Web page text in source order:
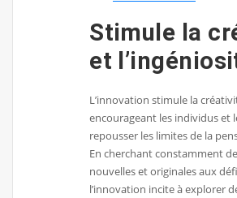
Stimule la
et
L’innovation stimule la
encourageant les individus et
repousser les limites de la
En cherchant constamment
nouvelles et originales aux
l’innovation incite à explorer